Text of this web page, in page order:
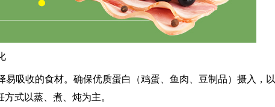
吸收的食材。确保优质蛋白（鸡蛋、鱼肉、豆制品）摄入，以
式以蒸、煮、炖为主。